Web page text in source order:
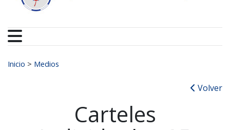
Buscar:
Inicio > Medios
Volver
Carteles